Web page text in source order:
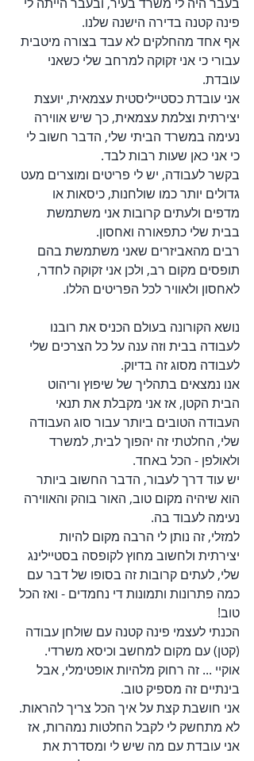
פינה קטנה בדירה הישנה שלנו.
אף אחד מהחלקים לא עבד בצורה מיטבית
עבורי כי אני זקוקה למרחב שלי כשאני
עובדת.
אני עובדת כסטייליסטית עצמאית, יועצת
יצירתית וצלמת עצמאית, כך שיש אווירה
נעימה במשרד הביתי שלי, הדבר חשוב לי
כי אני כאן שעות רבות לבד.
בקשר לעבודה, יש לי פריטים ומוצרים מעט
גדולים יותר כמו שולחנות, כיסאות או
מדפים ולעתים קרובות אני משתמשת
בבית שלי כתפאורה ואחסון.
רבים מהאביזרים שאני משתמשת בהם
תופסים מקום רב, ולכן אני זקוקה לחדר,
לאחסון ולאוויר לכל הפריטים הללו.
נושא הקורונה בעולם הכניס את רובנו
לעבודה בבית וזה ענה על כל הצרכים שלי
לעבודה מסוג זה בדיוק.
אנו נמצאים בתהליך של שיפוץ וריהוט
הבית הקטן, אז אני מקבלת את תנאי
העבודה הטובים ביותר עבור סוג העבודה
שלי, החלטתי זה יהפוך לבית, למשרד
ולאולפן - הכל באחד.
יש עוד דרך לעבור, הדבר החשוב ביותר
הוא שיהיה מקום טוב, האור בוהק והאווירה
נעימה לעבוד בה.
למזלי, זה נותן לי הרבה מקום להיות
יצירתית ולחשוב מחוץ לקופסה בסטיילינג
שלי, לעתים קרובות זה בסופו של דבר עם
כמה פתרונות ותמונות די נחמדים - ואז הכל
טוב!
הכנתי לעצמי פינה קטנה עם שולחן עבודה
(קטן) עם מקום למחשב וכיסא משרדי.
אוקיי ... זה רחוק מלהיות אופטימלי, אבל
בינתיים זה מספיק טוב.
אני חושבת קצת על איך הכל צריך להראות.
לא מתחשק לי לקבל החלטות נמהרות, אז
אני עובדת עם מה שיש לי ומסדרת את